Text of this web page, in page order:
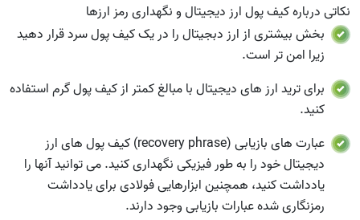
نکاتی درباره کیف پول ارز دیجیتال و نگهداری رمز ارزها
بخش بیشتری از ارز دبجیتال را در یک کیف پول سرد قرار دهید
زیرا امن تر است.
برای ترید ارز های دیجیتال با مبالغ کمتر از کیف پول گرم استفاده
کنید.
عبارت های بازیابی (recovery phrase) کیف پول های ارز
دیجیتال خود را به طور فیزیکی نگهداری کنید. می توانید آنها را
یادداشت کنید، همچنین ابزارهایی فولادی برای یادداشت
رمزنگاری شده عبارات بازیابی وجود دارند.